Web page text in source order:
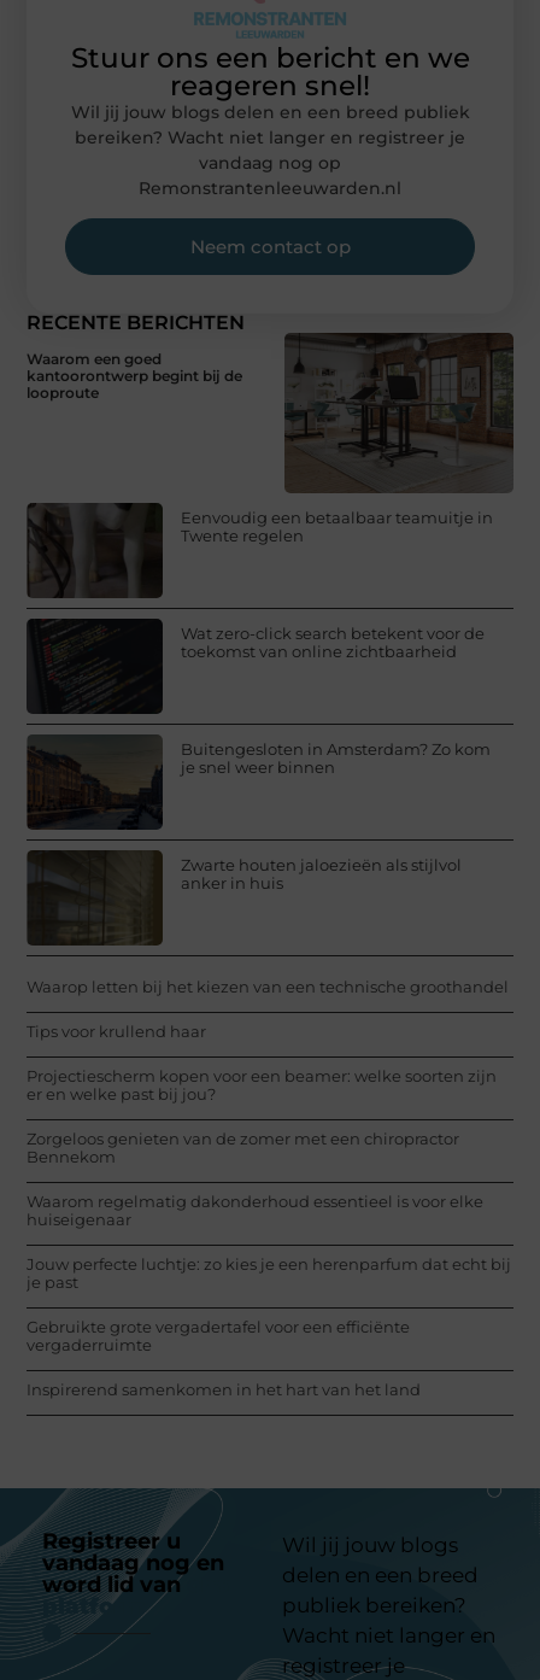
RECENTE BERICHTEN
Waarom een goed
kantoorontwerp begint bij de
looproute
Eenvoudig een betaalbaar teamuitje in
Twente regelen
Wat zero-click search betekent voor de
toekomst van online zichtbaarheid
Buitengesloten in Amsterdam? Zo kom
je snel weer binnen
Zwarte houten jaloezieën als stijlvol
anker in huis
Waarop letten bij het kiezen van een technische groothandel
Tips voor krullend haar
Projectiescherm kopen voor een beamer: welke soorten zijn
er en welke past bij jou?
Zorgeloos genieten van de zomer met een chiropractor
Bennekom
Waarom regelmatig dakonderhoud essentieel is voor elke
huiseigenaar
Jouw perfecte luchtje: zo kies je een herenparfum dat echt bij
je past
Gebruikte grote vergadertafel voor een efficiënte
vergaderruimte
Inspirerend samenkomen in het hart van het land
Stuur ons een bericht en we
reageren snel!
Wil jij jouw blogs delen en een breed publiek
bereiken? Wacht niet langer en registreer je
vandaag nog op
Remonstrantenleeuwarden.nl
Neem contact op
Registreer u
vandaag nog en
word lid van
platform
Wil jij jouw blogs
delen en een breed
publiek bereiken?
Wacht niet langer en
registreer je